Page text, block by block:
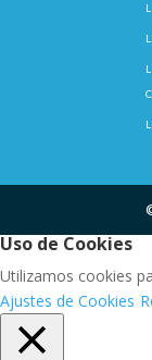
Uso de Cookies
Utilizamos cookies
Ajustes de Cookies